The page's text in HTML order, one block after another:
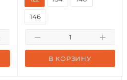
В КОРЗИНУ
146